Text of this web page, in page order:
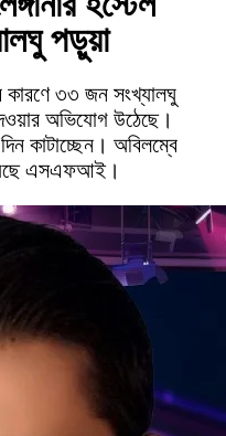
পড়ুয়া
কারণে ৩৩ জন সংখ্যালঘু
অভিযোগ উঠেছে।
কাটাচ্ছেন। অবিলম্বে
এসএফআই।